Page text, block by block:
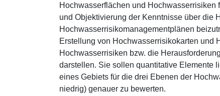
Hochwasserflächen und
und Objektivierung der Kenntnisse über die
Hochwasserrisikomanagementplänen
Erstellung von Hochwasserrisikokarten und
Hochwasserrisiken bzw. die
darstellen. Sie sollen quantitative Elemente
eines Gebiets für die drei Ebenen der
niedrig) genauer zu bewerten.